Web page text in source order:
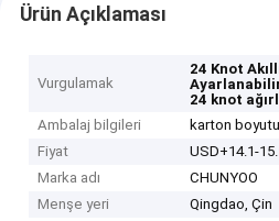
Ürün Açıklaması
Vurgulamak
24 Knot
24 knot
Ambalaj bilgileri
karton
Fiyat
USD+14.1-
Marka adı
CHUNYOO
Menşe yeri
Qingdao, Çin